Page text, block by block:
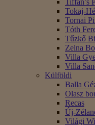
Tokaj-
Tornai
Tóth
Tűzkő
Zelna
Villa
Villa
Külföldi
Balla
Olasz
Recas
Új-
Világi